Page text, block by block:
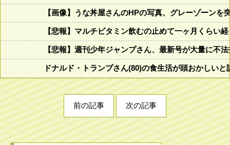
【画像】うな丼屋さんのHPの写真、グレーゾーンを
【悲報】マルチビタミン飲むの止めて一ヶ月くらい
【悲報】週刊少年ジャンプさん、最新号が大量に不
ドナルド・トランプさん(80)の食生活が頭おかしい
前の記事 次の記事